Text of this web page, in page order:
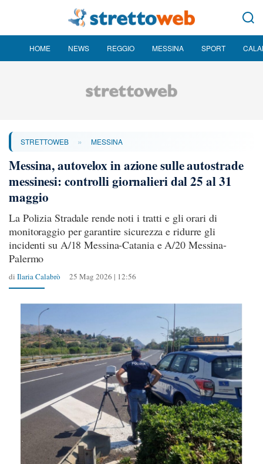
HOME NEWS REGGIO MESSINA SPORT
STRETTOWEB » MESSINA
Messina, autovelox in azione sulle autostrade
messinesi: controlli giornalieri dal 25 al 31
maggio
La Polizia Stradale rende noti i tratti e gli orari di
monitoraggio per garantire sicurezza e ridurre gli
incidenti su A/18 Messina-Catania e A/20 Messina-
Palermo
di Ilaria Calabrò 25 Mag 2026 | 12:56